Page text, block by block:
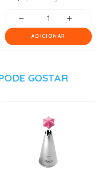
ADICIONAR
GOSTAR